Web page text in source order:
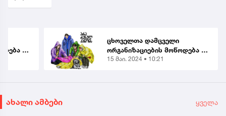
|
ცხოველთა დამცველი
ორგანიზაციების მოწოდება |
რას ითხოვს 10 ორგანიზაცია
15 მაი. 2024 • 10:21
ახალი ამბები ყველა